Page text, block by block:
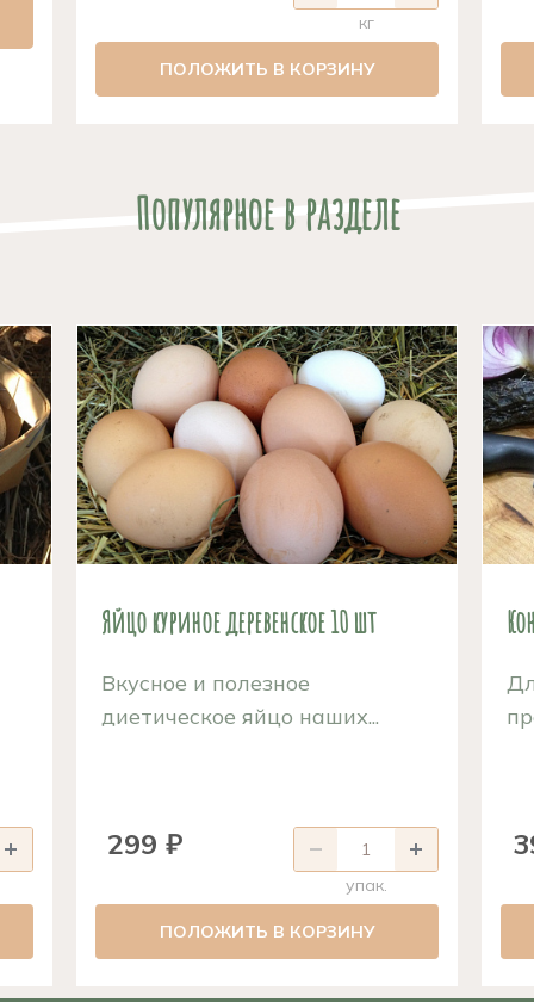
кг
ПОЛОЖИТЬ В КОРЗИНУ
Популярное в разделе
Яйцо куриное деревенское 10 шт
Вкусное и полезное
диетическое яйцо наших...
299 ₽
упак.
ПОЛОЖИТЬ В КОРЗИНУ